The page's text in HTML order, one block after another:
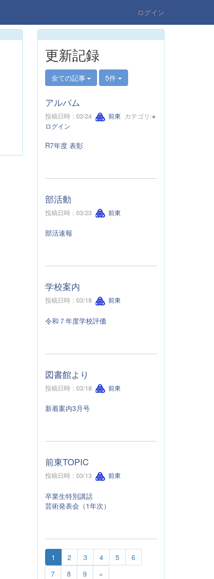
ログイン
更新記録
全ての記事 5件
アルバム
投稿日時 : 03/24 前東 カテゴリ:※
ログイン
R7年度 表彰
部活動
投稿日時 : 03/23 前東
部活速報
学校案内
投稿日時 : 03/18 前東
令和７年度学校評価
図書館より
投稿日時 : 03/18 前東
新着案内3月号
前東TOPIC
投稿日時 : 03/13 前東
卒業生特別講話
芸術発表会（1年次）
1 2 3 4 5
6
7
8 9 »